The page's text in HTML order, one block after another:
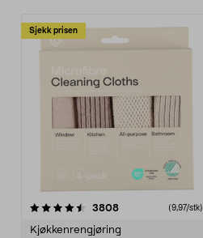
Sjekk prisen
3808anmeldelser(9,97/stk)
Kjøkkenrengjøring
4.5av 5 stjerner